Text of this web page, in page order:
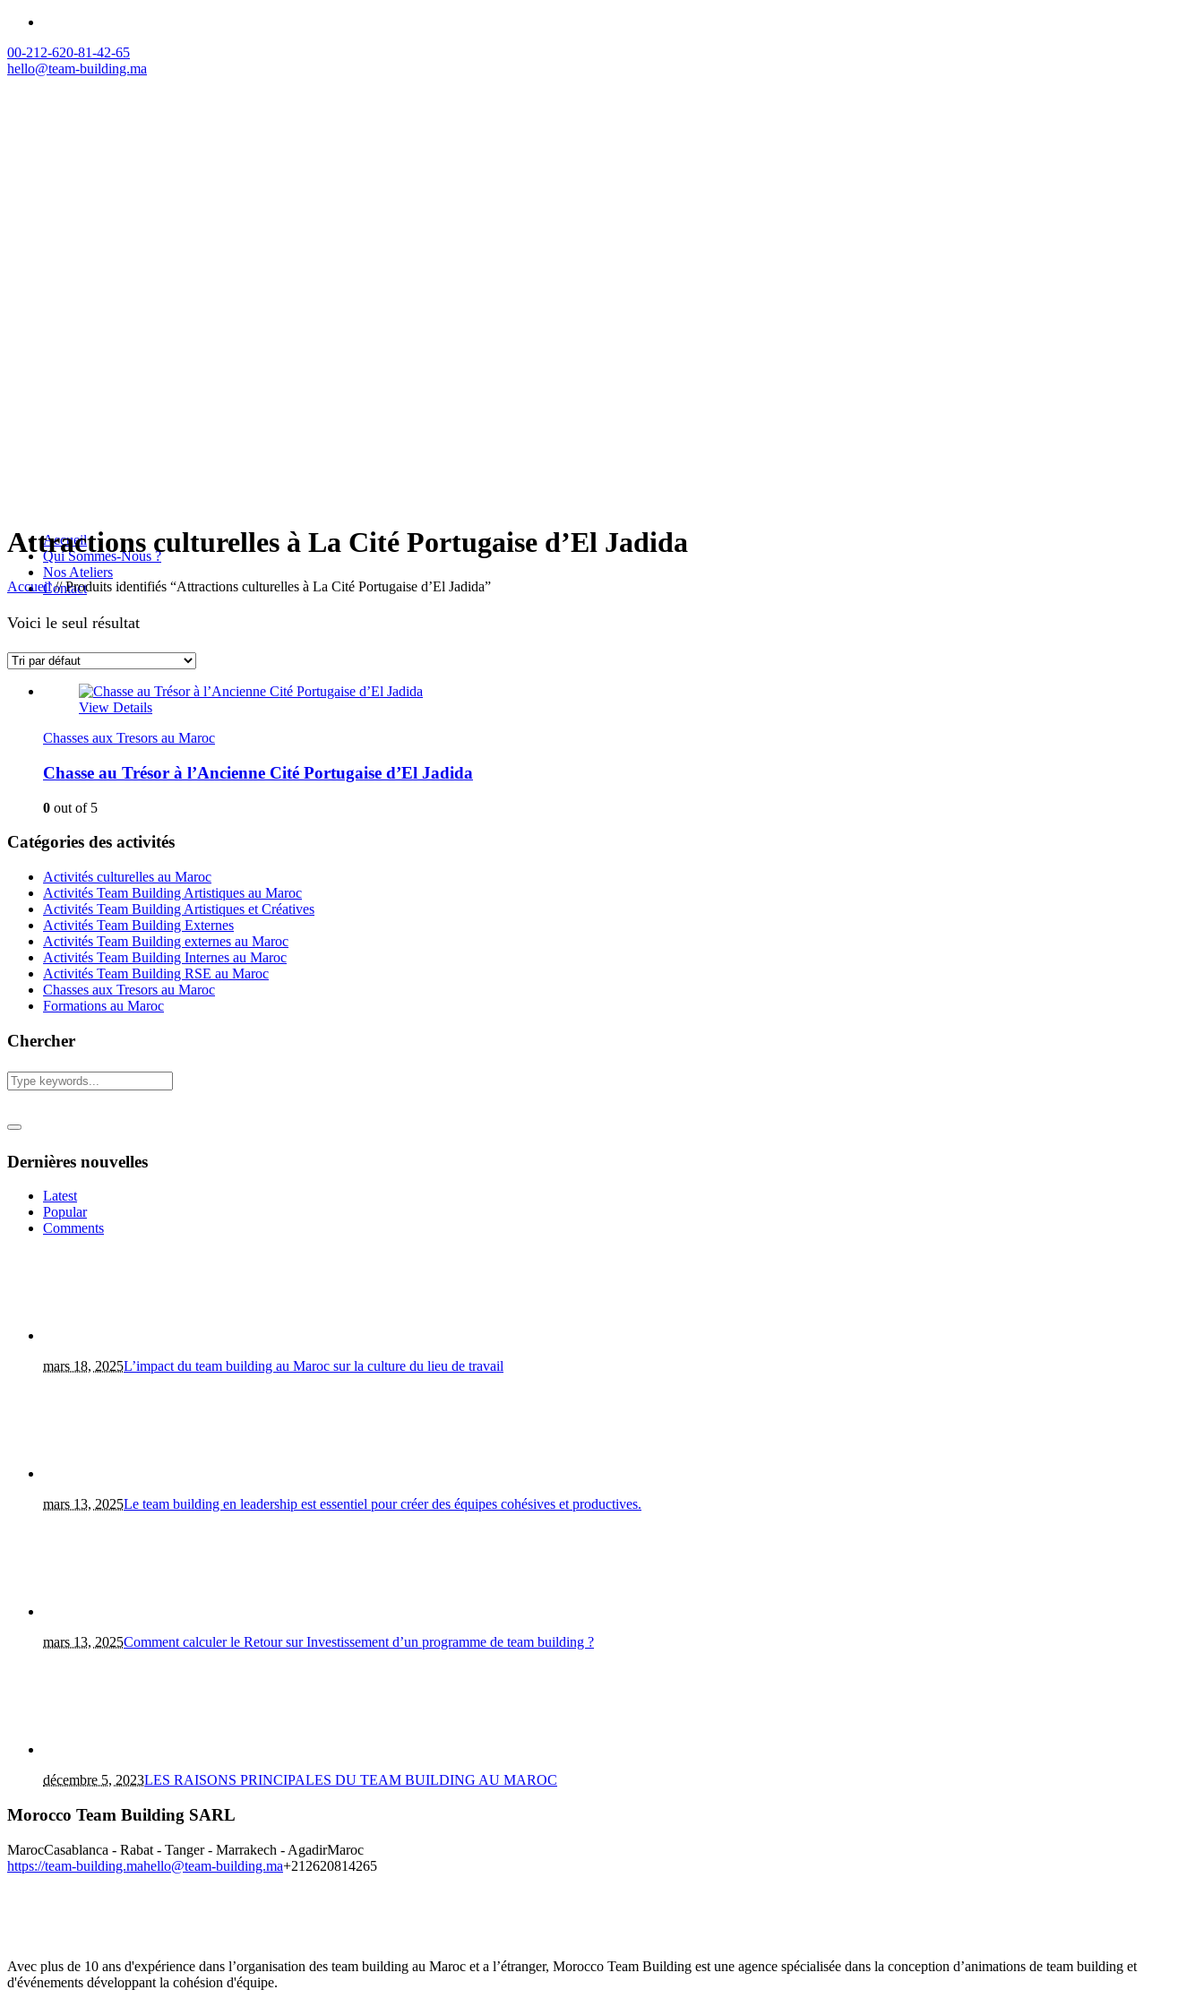
00-212-620-81-42-65
hello@team-building.ma
Accueil
Qui Sommes-Nous ?
Nos Ateliers
Contact
Attractions culturelles à La Cité Portugaise d’El Jadida
Accueil//Produits identifiés “Attractions culturelles à La Cité Portugaise d’El Jadida”
Voici le seul résultat
View Details
Chasses aux Tresors au Maroc
Chasse au Trésor à l’Ancienne Cité Portugaise d’El Jadida
0 out of 5
Catégories des activités
Activités culturelles au Maroc
Activités Team Building Artistiques au Maroc
Activités Team Building Artistiques et Créatives
Activités Team Building Externes
Activités Team Building externes au Maroc
Activités Team Building Internes au Maroc
Activités Team Building RSE au Maroc
Chasses aux Tresors au Maroc
Formations au Maroc
Chercher
Dernières nouvelles
Latest
Popular
Comments
mars 18, 2025L’impact du team building au Maroc sur la culture du lieu de travail
mars 13, 2025Le team building en leadership est essentiel pour créer des équipes cohésives et productives.
mars 13, 2025Comment calculer le Retour sur Investissement d’un programme de team building ?
décembre 5, 2023LES RAISONS PRINCIPALES DU TEAM BUILDING AU MAROC
Morocco Team Building SARL
MarocCasablanca - Rabat - Tanger - Marrakech - AgadirMaroc
https://team-building.mahello@team-building.ma+212620814265
Avec plus de 10 ans d'expérience dans l’organisation des team building au Maroc et a l’étranger, Morocco Team Building est une agence spécialisée dans la conception d’animations de team building et
d'événements développant la cohésion d'équipe.